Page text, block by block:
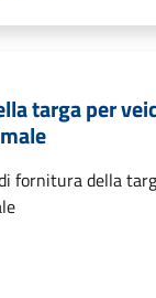
targa per
fornitura della